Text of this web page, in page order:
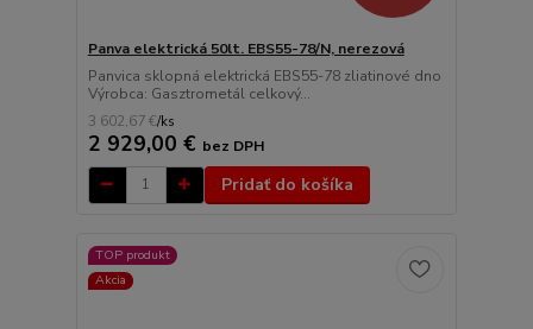
Panva elektrická 50lt. EBS55-78/N, nerezová
Panvica sklopná elektrická EBS55-78 zliatinové dno
Výrobca: Gasztrometál celkový...
3 602,67 €/ks
2 929,00 € bez DPH
Pridať do košíka
TOP produkt
Akcia